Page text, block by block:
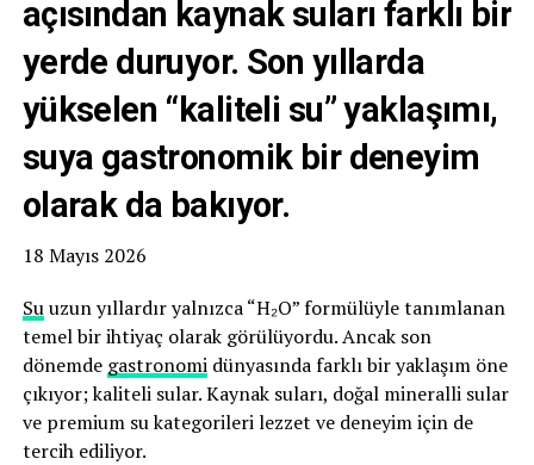
açısından kaynak suları farklı bir
yerde duruyor. Son yıllarda
yükselen “kaliteli su” yaklaşımı,
suya gastronomik bir deneyim
olarak da bakıyor.
18 Mayıs 2026
Suuzun yıllardır yalnızca “H₂O” formülüyle tanımlanan
temel bir ihtiyaç olarak görülüyordu. Ancak son
dönemde gastronomidünyasında farklı bir yaklaşım öne
çıkıyor; kaliteli sular. Kaynak suları, doğal mineralli sular
ve premium su kategorileri lezzet ve deneyim için de
tercih ediliyor.